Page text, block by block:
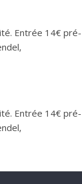
Entrée 14€ pré-
Entrée 14€ pré-